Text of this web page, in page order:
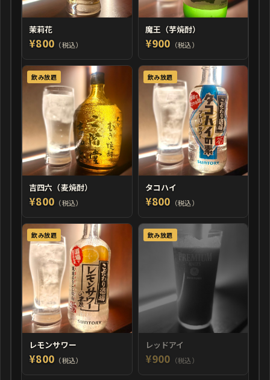
茉莉花
¥800 （税込）
魔王（芋焼酎）
¥900 （税込）
飲み放題
吉四六（麦焼酎）
¥800 （税込）
飲み放題
タコハイ
¥800 （税込）
飲み放題
レモンサワー
¥800 （税込）
飲み放題
レッドアイ
¥900 （税込）